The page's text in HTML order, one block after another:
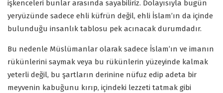
işkenceleri bunlar arasında sayabiliriz. Dolayısıyla bugün
yeryüzünde sadece ehli küfrün değil, ehli İslam’ın da içinde
bulunduğu insanlık tablosu pek acınacak durumdadır.
Bu nedenle Müslümanlar olarak sadece İslam’ın ve imanın
rükünlerini saymak veya bu rükünlerin yüzeyinde kalmak
yeterli değil, bu şartların derinine nüfuz edip adeta bir
meyvenin kabuğunu kırıp, içindeki lezzeti tatmak gibi